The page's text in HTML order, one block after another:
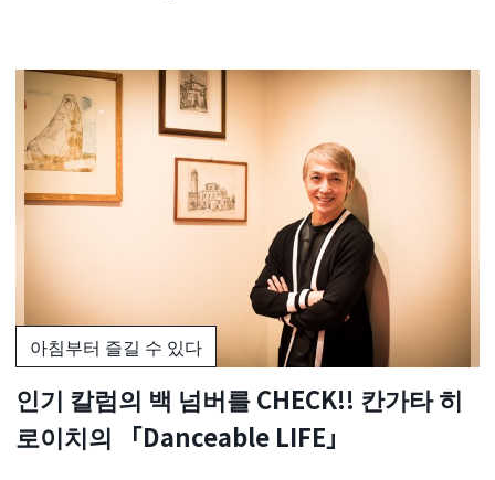
아침부터 즐길 수 있다
인기 칼럼의 백 넘버를 CHECK!! 칸가타 히
로이치의 「Danceable LIFE」